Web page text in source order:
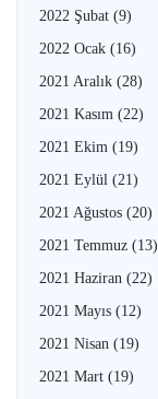
2022 Şubat (9)
2022 Ocak (16)
2021 Aralık (28)
2021 Kasım (22)
2021 Ekim (19)
2021 Eylül (21)
2021 Ağustos (20)
2021 Temmuz (13)
2021 Haziran (22)
2021 Mayıs (12)
2021 Nisan (19)
2021 Mart (19)